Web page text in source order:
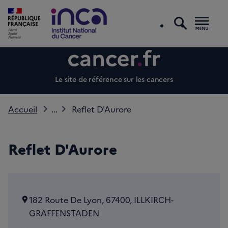
Le site de référence sur les cancers
Accueil ... Reflet D'Aurore
Reflet D'Aurore
182 Route De Lyon, 67400, ILLKIRCH-
GRAFFENSTADEN